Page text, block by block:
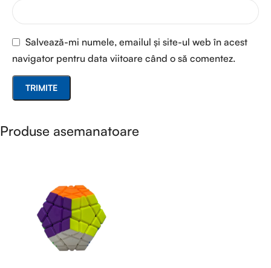
Salvează-mi numele, emailul și site-ul web în acest
navigator pentru data viitoare când o să comentez.
Produse asemanatoare